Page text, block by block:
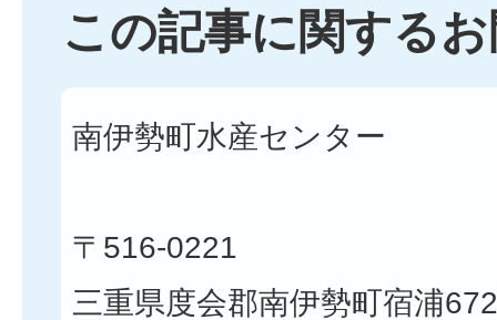
この記事に関する
南伊勢町水産センター
〒516-0221
三重県度会郡南伊勢町宿浦